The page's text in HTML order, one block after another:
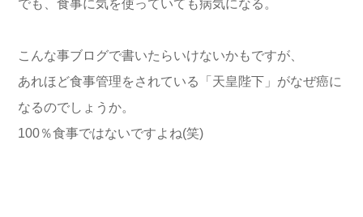
でも、食事に気を使っていても病気になる。
こんな事ブログで書いたらいけないかもですが、
あれほど食事管理をされている「天皇陛下」がなぜ癌に
なるのでしょうか。
100％食事ではないですよね(笑)